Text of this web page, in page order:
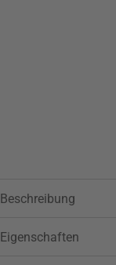
Beschreibung
Eigenschaften